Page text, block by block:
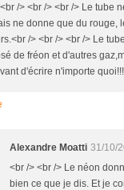
/> <br /> <br /> Le tube
ne donne que du rouge,
/> <br /> <br /> Le
de fréon et d'autres
d'écrire n'importe
Alexandre Moatti 31/10/
<br /> <br /> Le néon
bien ce que je dis. Et je